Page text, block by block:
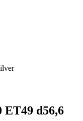
ET49 d56,6